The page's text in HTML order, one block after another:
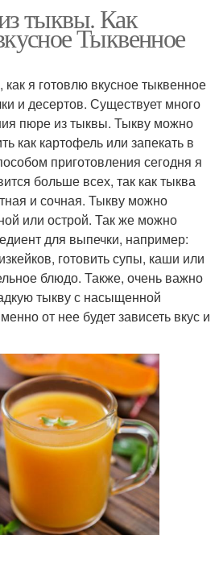
тыквы. Как
Тыквенное
я готовлю вкусное тыквенное
и десертов. Существует много
пюре из тыквы. Тыкву можно
как картофель или запекать в
приготовления сегодня я
больше всех, так как тыква
и сочная. Тыкву можно
или острой. Так же можно
для выпечки, например:
готовить супы, каши или
блюдо. Также, очень важно
тыкву с насыщенной
от нее будет зависеть вкус и